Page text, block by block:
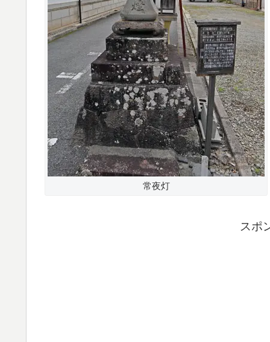
常夜灯
スポ